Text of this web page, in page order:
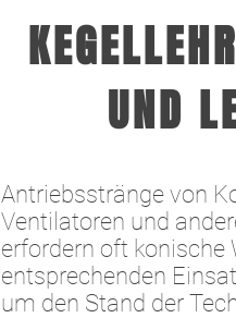
UND
Antriebsstränge von
Ventilatoren und
erfordern oft konische
entsprechenden
um den Stand der